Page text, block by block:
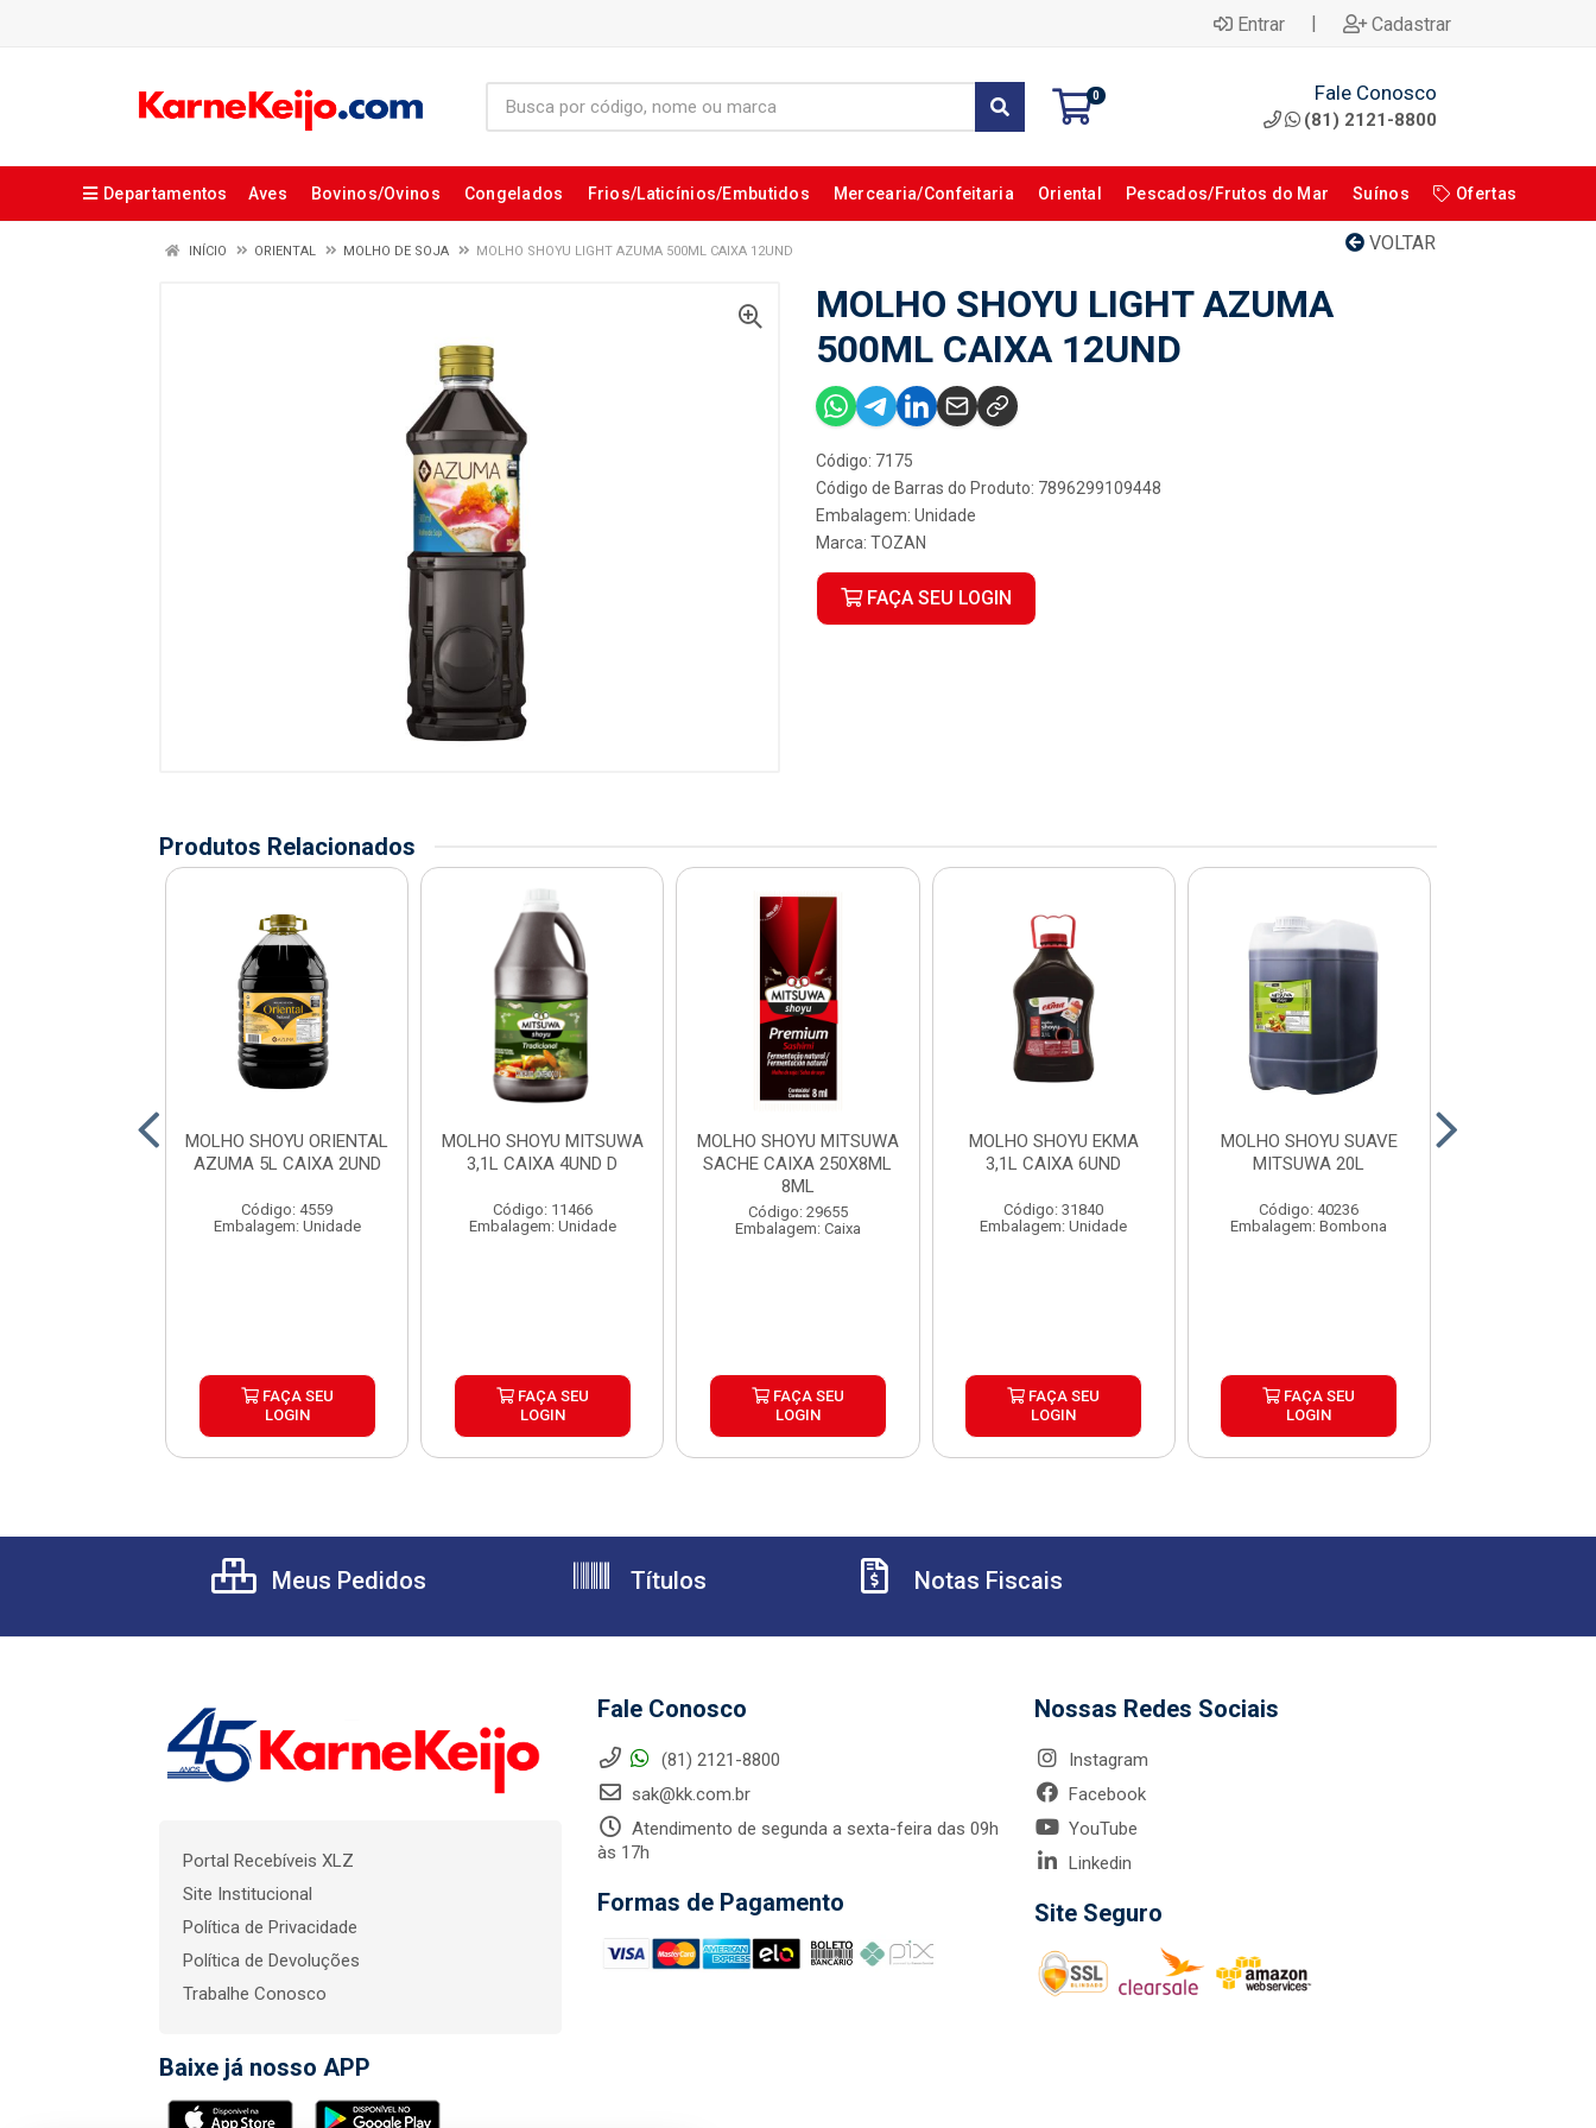
Entrar | Cadastrar
0 Fale Conosco
(81) 2121-8800
Departamentos Aves Bovinos/Ovinos Congelados Frios/Laticínios/Embutidos Mercearia/Confeitaria Oriental Pescados/Frutos do Mar Suínos Ofertas
VOLTAR
INÍCIO ORIENTAL MOLHO DE SOJA MOLHO SHOYU LIGHT AZUMA 500ML CAIXA 12UND
MOLHO SHOYU LIGHT AZUMA
500ML CAIXA 12UND
Código: 7175
Código de Barras do Produto: 7896299109448
Embalagem: Unidade
Marca: TOZAN
FAÇA SEU LOGIN
Produtos Relacionados
MOLHO SHOYU ORIENTAL
AZUMA 5L CAIXA 2UND
Código: 4559
Embalagem: Unidade
FAÇA SEU
LOGIN
MOLHO SHOYU MITSUWA
3,1L CAIXA 4UND D
Código: 11466
Embalagem: Unidade
FAÇA SEU
LOGIN
MOLHO SHOYU MITSUWA
SACHE CAIXA 250X8ML
8ML
Código: 29655
Embalagem: Caixa
FAÇA SEU
LOGIN
MOLHO SHOYU EKMA
3,1L CAIXA 6UND
Código: 31840
Embalagem: Unidade
FAÇA SEU
LOGIN
MOLHO SHOYU SUAVE
MITSUWA 20L
Código: 40236
Embalagem: Bombona
FAÇA SEU
LOGIN
Meus Pedidos Títulos Notas Fiscais
Portal Recebíveis XLZ
Site Institucional
Política de Privacidade
Política de Devoluções
Trabalhe Conosco
Baixe já nosso APP
Fale Conosco
(81) 2121-8800
sak@kk.com.br
Atendimento de segunda a sexta-feira das 09h
às 17h
Formas de Pagamento
Nossas Redes Sociais
Instagram
Facebook
YouTube
Linkedin
Site Seguro